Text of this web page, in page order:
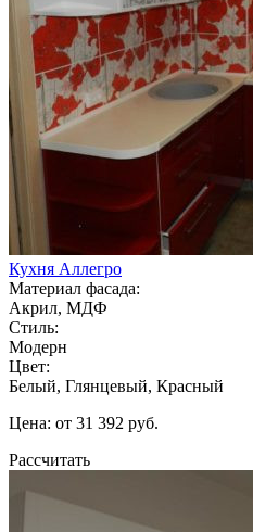
Кухня Аллегро
Материал фасада:
Акрил, МДФ
Стиль:
Модерн
Цвет:
Белый, Глянцевый, Красный
Цена: от 31 392 руб.
Рассчитать